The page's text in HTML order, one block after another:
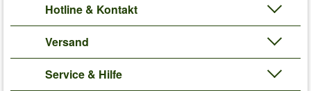
Hotline & Kontakt
Versand
Service & Hilfe